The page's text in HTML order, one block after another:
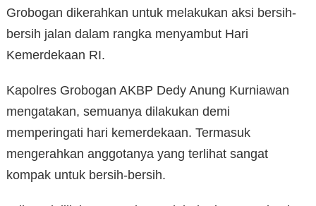
Grobogan dikerahkan untuk melakukan aksi bersih-
bersih jalan dalam rangka menyambut Hari
Kemerdekaan RI.
Kapolres Grobogan AKBP Dedy Anung Kurniawan
mengatakan, semuanya dilakukan demi
memperingati hari kemerdekaan. Termasuk
mengerahkan anggotanya yang terlihat sangat
kompak untuk bersih-bersih.